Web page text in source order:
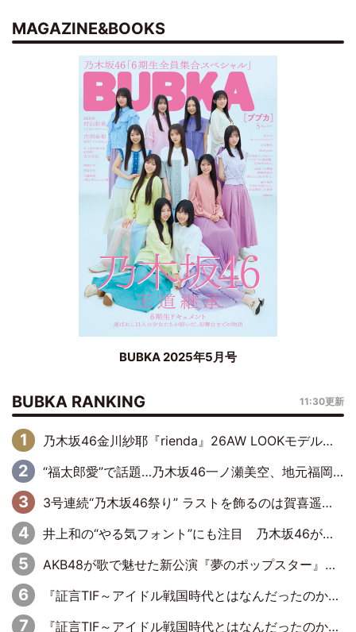
MAGAZINE&BOOKS
BUBKA 2025年5月号
BUBKA RANKING 11:30更新
乃木坂46金川紗耶『rienda』26AW LOOKモデルに就任
“福太郎愛”で話題…乃木坂46一ノ瀬美空、地元福岡『めんべい25周年トップサポーター』に就任
3号連続“乃木坂46祭り” ラストを飾るのは賀喜遥香…5年ぶりの登場に「5年分大人になった私を見ていただけたら」
井上和の“やる気フォント”にも注目 乃木坂46が挑んだ書道パフォーマンスの舞台裏
AKB48が歌で魅せた新公演『夢のポップスター』 初日から全身全霊のステージ
『証言TIF～アイドル戦国時代とはなんだったのか～』第6回：でんぱ組.inc・古川未鈴×相沢梨紗「『ハロプロやりたかったな』って言ったら、夢眠ねむさんに『てめえはでんぱ組．incなんだよ！』って肩パンされて(笑)」
『証言TIF～アイドル戦国時代とはなんだったのか～』第11回：私立恵比寿中学・真山りか×安本彩花「TIFで10年ぶりのキョンシーメイクをしたら、場を完全に引かせてしまって。時代が変わったんだなって」